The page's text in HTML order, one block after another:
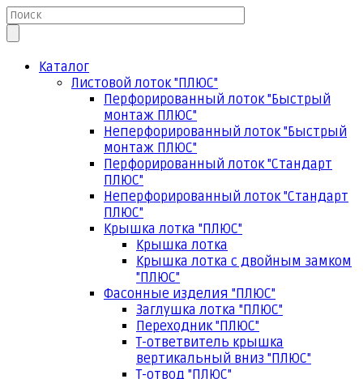
Каталог
Листовой лоток "ПЛЮС"
Перфорированный лоток "Быстрый
монтаж ПЛЮС"
Неперфорированный лоток "Быстрый
монтаж ПЛЮС"
Перфорированный лоток "Стандарт
ПЛЮС"
Неперфорированный лоток "Стандарт
ПЛЮС"
Крышка лотка "ПЛЮС"
Крышка лотка
Крышка лотка с двойным замком
"ПЛЮС"
Фасонные изделия "ПЛЮС"
Заглушка лотка "ПЛЮС"
Переходник "ПЛЮС"
Т-ответвитель крышка
вертикальный вниз "ПЛЮС"
Т-отвод "ПЛЮС"